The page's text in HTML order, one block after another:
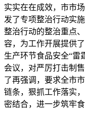
实实在在成效，市市
发了专项整治行动实
整治行动的整治重点
容，为工作开展提供
生产环节食品安全“雷
会议，对严厉打击制
了再强调，要求全市
链条，狠抓工作落实
密结合，进一步筑牢